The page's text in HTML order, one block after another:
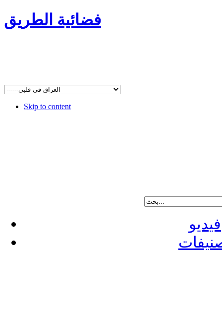
فضائية الطريق
Skip to content
فيديو